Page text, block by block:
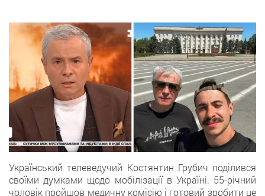
Український телеведучий Костянтин Грубич поділився
своїми думками щодо мобілізації в Україні. 55-річний
чоловік пройшов медичну комісію і готовий зробити це